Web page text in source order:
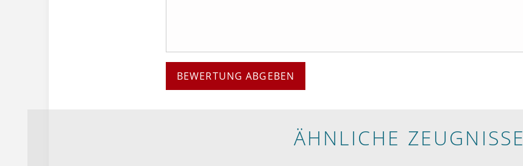
BEWERTUNG ABGEBEN
ÄHNLICHE ZEUGNISSE